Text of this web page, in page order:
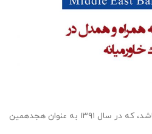
بانک خاورمیانه بانک ایرانی می‌باشد، که در سال ۱۳۹۱ به عنوان هجدهمین